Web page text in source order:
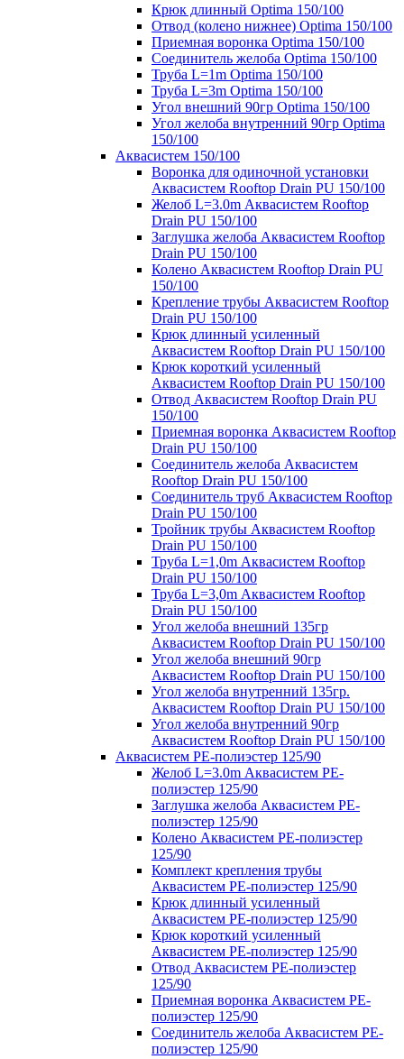
Крюк длинный Optima 150/100
Отвод (колено нижнее) Optima 150/100
Приемная воронка Optima 150/100
Соединитель желоба Optima 150/100
Труба L=1m Optima 150/100
Труба L=3m Optima 150/100
Угол внешний 90гр Optima 150/100
Угол желоба внутренний 90гр Optima
150/100
Аквасистем 150/100
Воронка для одиночной установки
Аквасистем Rooftop Drain PU 150/100
Желоб L=3.0m Аквасистем Rooftop
Drain PU 150/100
Заглушка желоба Аквасистем Rooftop
Drain PU 150/100
Колено Аквасистем Rooftop Drain PU
150/100
Крепление трубы Аквасистем Rooftop
Drain PU 150/100
Крюк длинный усиленный
Аквасистем Rooftop Drain PU 150/100
Крюк короткий усиленный
Аквасистем Rooftop Drain PU 150/100
Отвод Аквасистем Rooftop Drain PU
150/100
Приемная воронка Аквасистем Rooftop
Drain PU 150/100
Соединитель желоба Аквасистем
Rooftop Drain PU 150/100
Соединитель труб Аквасистем Rooftop
Drain PU 150/100
Тройник трубы Аквасистем Rooftop
Drain PU 150/100
Труба L=1,0m Аквасистем Rooftop
Drain PU 150/100
Труба L=3,0m Аквасистем Rooftop
Drain PU 150/100
Угол желоба внешний 135гр
Аквасистем Rooftop Drain PU 150/100
Угол желоба внешний 90гр
Аквасистем Rooftop Drain PU 150/100
Угол желоба внутренний 135гр.
Аквасистем Rooftop Drain PU 150/100
Угол желоба внутренний 90гр
Аквасистем Rooftop Drain PU 150/100
Аквасистем PE-полиэстер 125/90
Желоб L=3.0m Аквасистем PE-
полиэстер 125/90
Заглушка желоба Аквасистем PE-
полиэстер 125/90
Колено Аквасистем PE-полиэстер
125/90
Комплект крепления трубы
Аквасистем PE-полиэстер 125/90
Крюк длинный усиленный
Аквасистем PE-полиэстер 125/90
Крюк короткий усиленный
Аквасистем PE-полиэстер 125/90
Отвод Аквасистем РЕ-полиэстер
125/90
Приемная воронка Аквасистем PE-
полиэстер 125/90
Соединитель желоба Аквасистем PE-
полиэстер 125/90